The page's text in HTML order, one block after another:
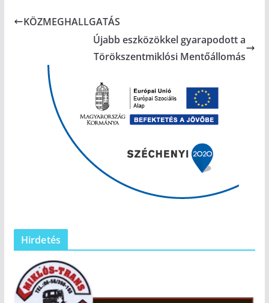
KÖZMEGHALLGATÁS
Újabb eszközökkel gyarapodott a
Törökszentmiklósi Mentőállomás
Hirdetés